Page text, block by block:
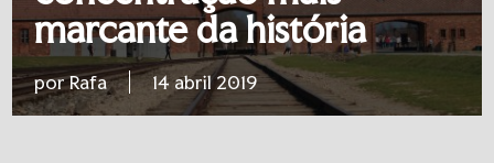
marcante da história
por Rafa 14 abril 2019